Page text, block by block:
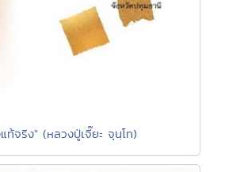
ท้จริง" (หลวงปู่เจี๊ยะ จุนฺโท)